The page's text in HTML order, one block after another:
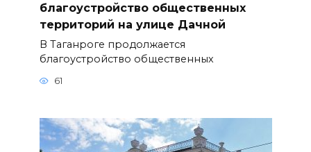
благоустройство общественных
территорий на улице Дачной
В Таганроге продолжается
благоустройство общественных
61